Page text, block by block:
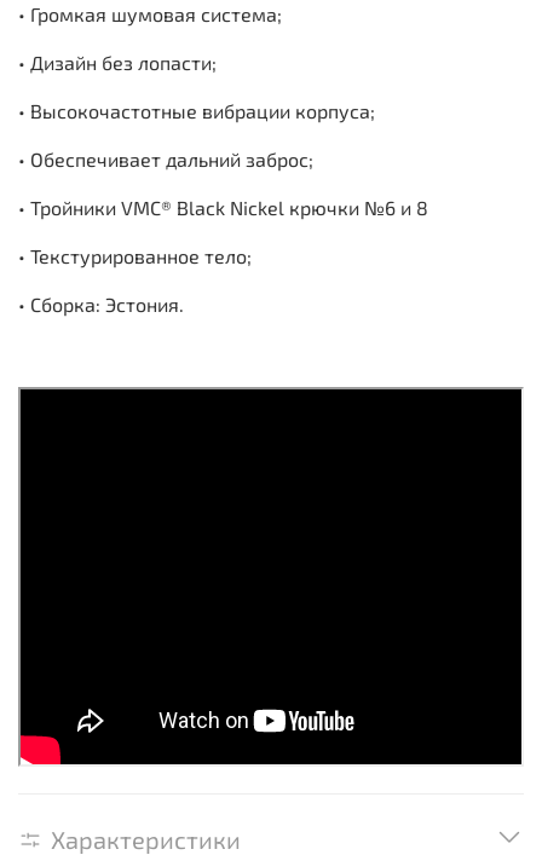
• Громкая шумовая система;
• Дизайн без лопасти;
• Высокочастотные вибрации корпуса;
• Обеспечивает дальний заброс;
• Тройники VMC® Black Nickel крючки №6 и 8
• Текстурированное тело;
• Сборка: Эстония.
Характеристики